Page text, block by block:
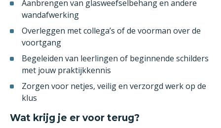
Aanbrengen van glasweefselbehang en andere
wandafwerking
Overleggen met collega’s of de voorman over de
voortgang
Begeleiden van leerlingen of beginnende schilders
met jouw praktijkkennis
Zorgen voor netjes, veilig en verzorgd werk op de
klus
Wat krijg je er voor terug?